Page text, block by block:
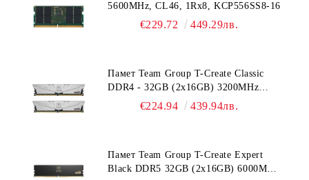
5600MHz, CL46, 1Rx8, KCP556SS8-16
€229.72 449.29лв.
Памет Team Group T-Create Classic
DDR4 - 32GB (2x16GB) 3200MHz
€224.94 439.94лв.
Памет Team Group T-Create Expert
Black DDR5 32GB (2x16GB) 6000MHz